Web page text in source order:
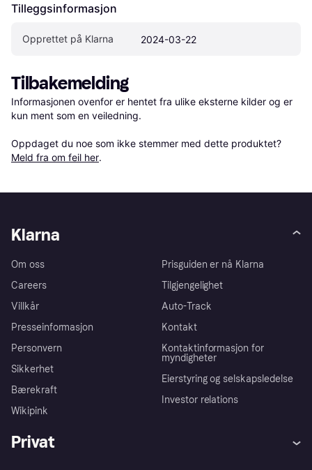
Tilleggsinformasjon
Opprettet på Klarna 2024-03-22
Tilbakemelding
Informasjonen ovenfor er hentet fra ulike eksterne kilder og er
kun ment som en veiledning.
Oppdaget du noe som ikke stemmer med dette produktet?
Meld fra om feil her.
Klarna
Om oss
Careers
Villkår
Presseinformasjon
Personvern
Sikkerhet
Bærekraft
Wikipink
Prisguiden er nå Klarna
Tilgjengelighet
Auto-Track
Kontakt
Kontaktinformasjon for
myndigheter
Eierstyring og selskapsledelse
Investor relations
Privat